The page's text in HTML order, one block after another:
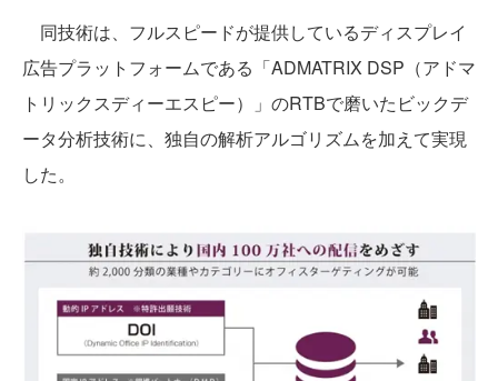
同技術は、フルスピードが提供しているディスプレイ
広告プラットフォームである「ADMATRIX DSP（アドマ
トリックスディーエスピー）」のRTBで磨いたビックデ
ータ分析技術に、独自の解析アルゴリズムを加えて実現
した。